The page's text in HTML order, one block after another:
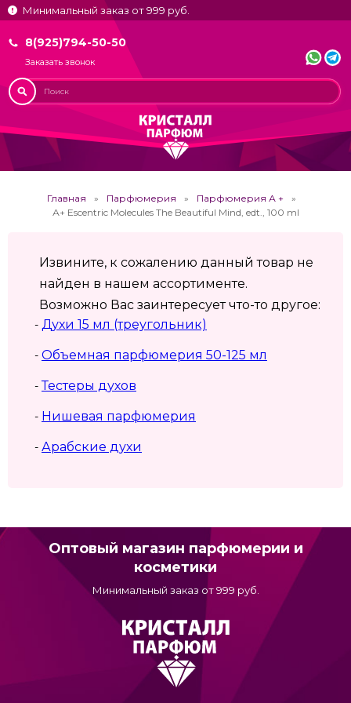
Минимальный заказ от 999 руб.
8(925)794-50-50
Заказать звонок
Главная Парфюмерия
Парфюмерия А +
А+ Escentric Molecules The Beautiful Mind, edt., 100 ml
Извините, к сожалению данный товар не
найден в нашем ассортименте.
Возможно Вас заинтересует что-то другое:
- Духи 15 мл (треугольник)
- Объемная парфюмерия 50-125 мл
-Тестеры духов
- Нишевая парфюмерия
- Арабские духи
Оптовый магазин парфюмерии и
косметики
Минимальный заказ от 999 руб.